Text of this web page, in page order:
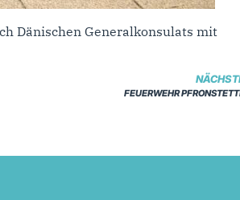
Dänischen Generalkonsulats mit
FEUERWEHR